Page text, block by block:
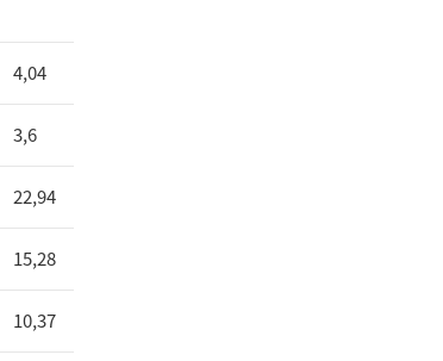
4,04
3,6
22,94
15,28
10,37